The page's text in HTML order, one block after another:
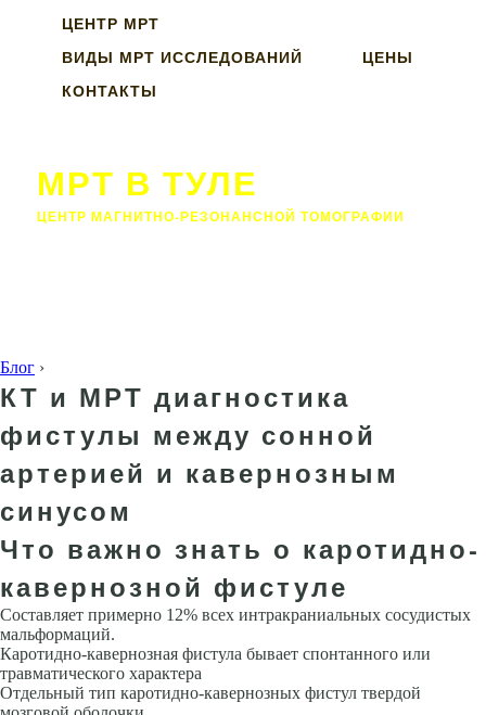
ЦЕНТР МРТ
ВИДЫ МРТ ИССЛЕДОВАНИЙ
ЦЕНЫ
КОНТАКТЫ
МРТ В ТУЛЕ
ЦЕНТР МАГНИТНО-РЕЗОНАНСНОЙ ТОМОГРАФИИ
Блог ›
КТ и МРТ диагностика
фистулы между сонной
артерией и кавернозным
синусом
Что важно знать о каротидно-
кавернозной фистуле
Составляет при­мерно 12% всех интракраниальных сосудистых
мальформаций.
Каротидно-кавернозная фистула бывает спонтанного или
травматического характера
Отдельный тип каротидно-кавернозных фистул твердой